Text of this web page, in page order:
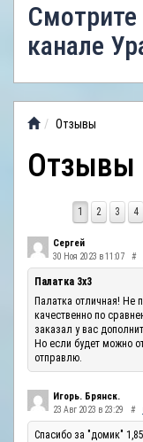
АНТИДОЖДЕВЫЕ
ТЕНТЫ
ВИДЕООБЗОР
ОТЗЫВЫ
канале
Отзывы
Отзывы
1 2 3 4
Сергей
30 Ноя 2023 в 11:07 #
Палатка 3х3
Палатка отличная! Не
качественно по
заказал у вас
Но если будет можно
отправлю.
Игорь. Брянск.
23 Авг 2023 в 23:29 #
Спасибо за "домик"